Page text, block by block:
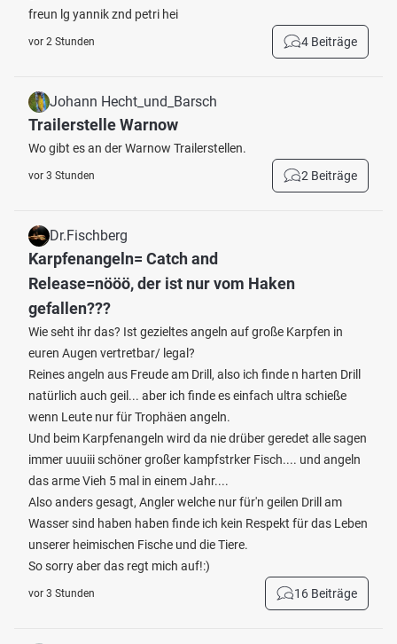
freun lg yannik znd petri hei
vor 2 Stunden 4 Beiträge
Johann Hecht_und_Barsch
Trailerstelle Warnow
Wo gibt es an der Warnow Trailerstellen.
vor 3 Stunden 2 Beiträge
Dr.Fischberg
Karpfenangeln= Catch and
Release=nööö, der ist nur vom Haken
gefallen???
Wie seht ihr das? Ist gezieltes angeln auf große Karpfen in
euren Augen vertretbar/ legal?
Reines angeln aus Freude am Drill, also ich finde n harten Drill
natürlich auch geil... aber ich finde es einfach ultra schieße
wenn Leute nur für Trophäen angeln.
Und beim Karpfenangeln wird da nie drüber geredet alle sagen
immer uuuiii schöner großer kampfstrker Fisch.... und angeln
das arme Vieh 5 mal in einem Jahr....
Also anders gesagt, Angler welche nur für'n geilen Drill am
Wasser sind haben haben finde ich kein Respekt für das Leben
unserer heimischen Fische und die Tiere.
So sorry aber das regt mich auf!:)
vor 3 Stunden 16 Beiträge